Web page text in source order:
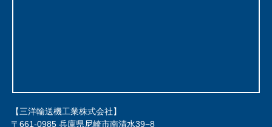
【三洋輸送機工業株式会社】
〒661-0985 兵庫県尼崎市南清水39−8